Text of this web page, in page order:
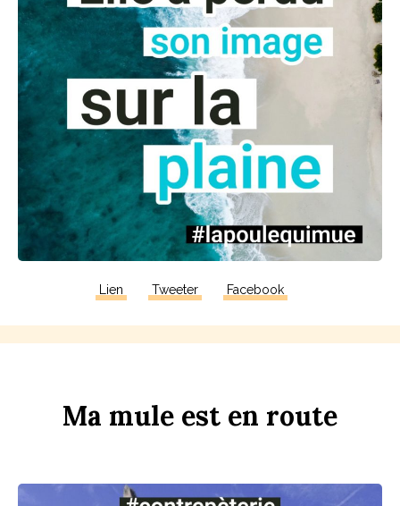
Lien Tweeter Facebook
Ma mule est en route